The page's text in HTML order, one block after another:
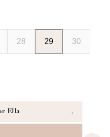
28 29 30